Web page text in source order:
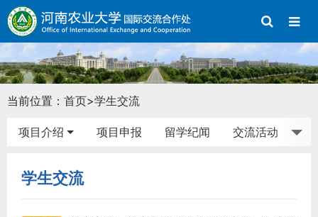
当前位置： 首页>学生交流
项目介绍 项目申报 留学纪闻 交流活动
学生交流